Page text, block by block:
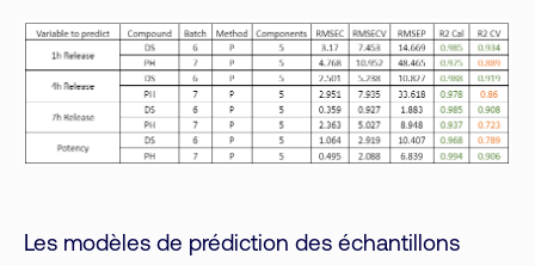
Les modèles de prédiction des échantillons